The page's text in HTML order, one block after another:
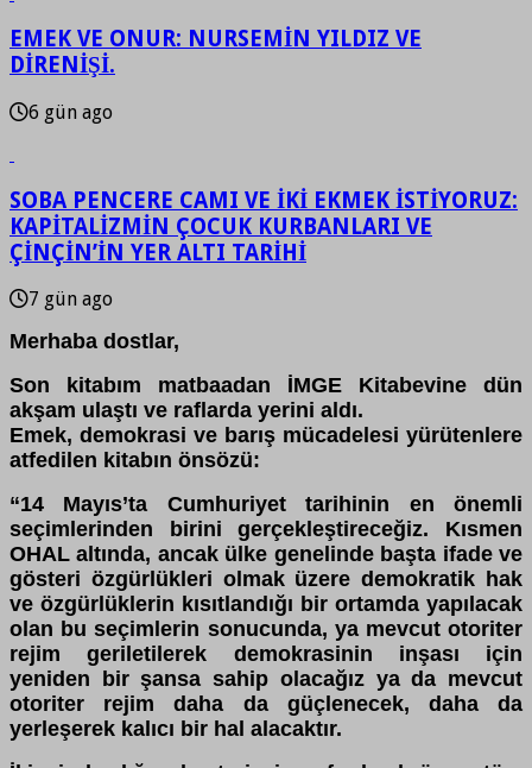
EMEK VE ONUR: NURSEMİN YILDIZ VE
DİRENİŞİ.
6 gün ago
SOBA PENCERE CAMI VE İKİ EKMEK İSTİYORUZ:
KAPİTALİZMİN ÇOCUK KURBANLARI VE
ÇİNÇİN’İN YER ALTI TARİHİ
7 gün ago
Merhaba dostlar,
Son kitabım matbaadan İMGE Kitabevine dün
akşam ulaştı ve raflarda yerini aldı.
Emek, demokrasi ve barış mücadelesi yürütenlere
atfedilen kitabın önsözü:
“14 Mayıs’ta Cumhuriyet tarihinin en önemli
seçimlerinden birini gerçekleştireceğiz. Kısmen
OHAL altında, ancak ülke genelinde başta ifade ve
gösteri özgürlükleri olmak üzere demokratik hak
ve özgürlüklerin kısıtlandığı bir ortamda yapılacak
olan bu seçimlerin sonucunda, ya mevcut otoriter
rejim geriletilerek demokrasinin inşası için
yeniden bir şansa sahip olacağız ya da mevcut
otoriter rejim daha da güçlenecek, daha da
yerleşerek kalıcı bir hal alacaktır.